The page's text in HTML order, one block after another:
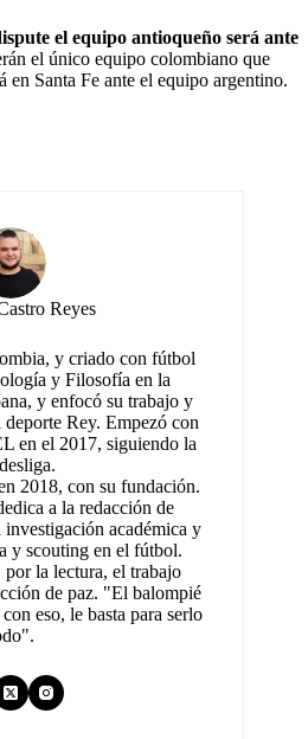
el equipo antioqueño será ante
el único equipo colombiano que
en Santa Fe ante el equipo argentino.
Reyes
y criado con fútbol
y Filosofía en la
y enfocó su trabajo y
Rey. Empezó con
en el 2017, siguiendo la
2018, con su fundación.
a la redacción de
académica y
y scouting en el fútbol.
la lectura, el trabajo
de paz. "El balompié
eso, le basta para serlo